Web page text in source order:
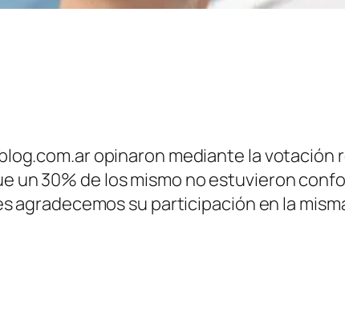
opinaron mediante la
un 30% de los mismo no estuvieron
agradecemos su participación en la